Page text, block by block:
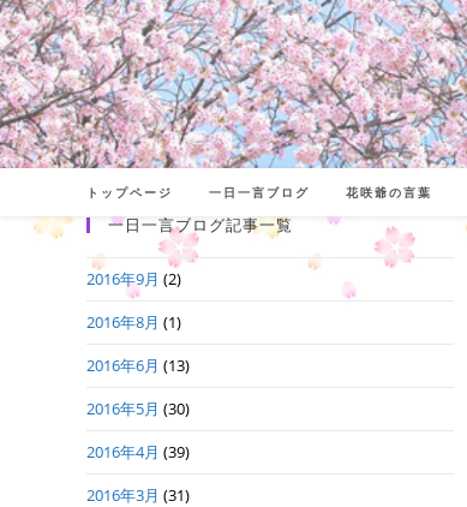
コ
ン
テ
ン
ツ
トップページ 一日一言ブログ 花咲爺の言葉
一日一言ブログ記事一覧
2016年9月 (2)
2016年8月 (1)
2016年6月 (13)
2016年5月 (30)
2016年4月 (39)
2016年3月 (31)